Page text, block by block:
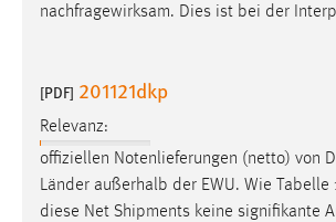
nachfragewirksam. Dies ist bei der
[PDF] 201121dkp
Relevanz:
offiziellen Notenlieferungen (netto) von
Länder außerhalb der EWU. Wie Tabelle
diese Net Shipments keine signifikante